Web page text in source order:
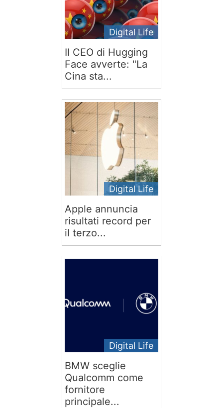
Digital Life
Il CEO di Hugging
Face avverte: "La
Cina sta...
Digital Life
Apple annuncia
risultati record per
il terzo...
Digital Life
BMW sceglie
Qualcomm come
fornitore
principale...